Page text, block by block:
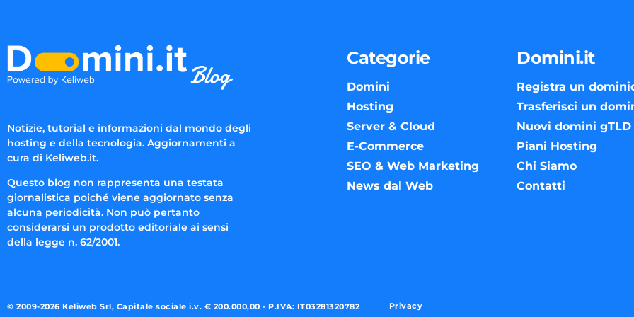
Notizie, tutorial e informazioni dal mondo degli
hosting e della tecnologia. Aggiornamenti a
cura di Keliweb.it.
Questo blog non rappresenta una testata
giornalistica poiché viene aggiornato senza
alcuna periodicità. Non può pertanto
considerarsi un prodotto editoriale ai sensi
della legge n. 62/2001.
Categorie
Domini
Hosting
Server & Cloud
E-Commerce
SEO & Web Marketing
News dal Web
Domini.it
Registra un
Trasferisci un
Nuovi domini gTLD
Piani Hosting
Chi Siamo
Contatti
© 2009-2026 Keliweb Srl, Capitale sociale i.v. € 200.000,00 - P.IVA: IT03281320782 Privacy